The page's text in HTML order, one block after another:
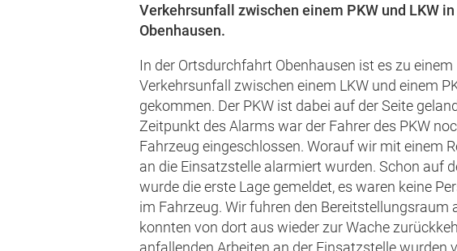
Verkehrsunfall zwischen einem PKW und LKW in
Obenhausen.
In der Ortsdurchfahrt Obenhausen ist es zu einem
Verkehrsunfall zwischen einem LKW und einem
gekommen. Der PKW ist dabei auf der Seite
Zeitpunkt des Alarms war der Fahrer des PKW
Fahrzeug eingeschlossen. Worauf wir mit einem
an die Einsatzstelle alarmiert wurden. Schon auf
wurde die erste Lage gemeldet, es waren keine
im Fahrzeug. Wir fuhren den Bereitstellungsraum
konnten von dort aus wieder zur Wache
anfallenden Arbeiten an der Einsatzstelle wurden